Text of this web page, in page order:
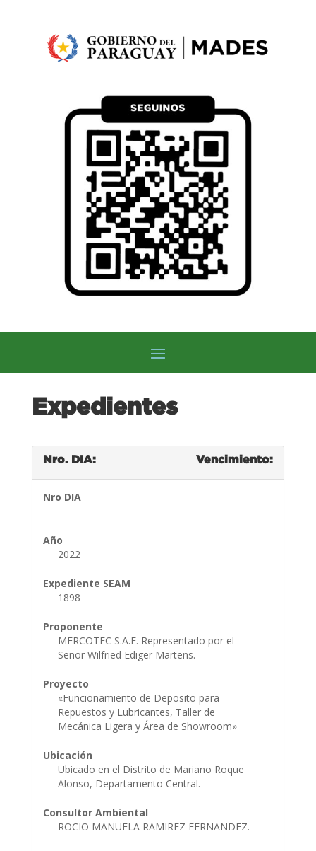
Expedientes
Nro. DIA: Vencimiento:
Nro DIA
Año
2022
Expediente SEAM
1898
Proponente
MERCOTEC S.A.E. Representado por el
Señor Wilfried Ediger Martens.
Proyecto
«Funcionamiento de Deposito para
Repuestos y Lubricantes, Taller de
Mecánica Ligera y Área de Showroom»
Ubicación
Ubicado en el Distrito de Mariano Roque
Alonso, Departamento Central.
Consultor Ambiental
ROCIO MANUELA RAMIREZ FERNANDEZ.